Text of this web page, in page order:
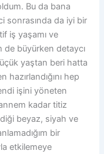
Bu da bana
sonrasında da iyi bir
iş yaşamı ve
de büyürken detaycı
yaştan beri hatta
hep
işini yöneten
kadar titiz
beyaz, siyah ve
bir
etkilemeye